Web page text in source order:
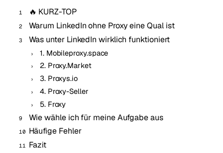
🔥 KURZ-TOP
Warum LinkedIn ohne Proxy eine Qual ist
Was unter LinkedIn wirklich funktioniert
1. Mobileproxy.space
2. Proxy.Market
3. Proxys.io
4. Proxy-Seller
5. Froxy
Wie wähle ich für meine Aufgabe aus
Häufige Fehler
Fazit